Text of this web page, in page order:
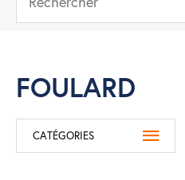
FOULARD
CATÉGORIES